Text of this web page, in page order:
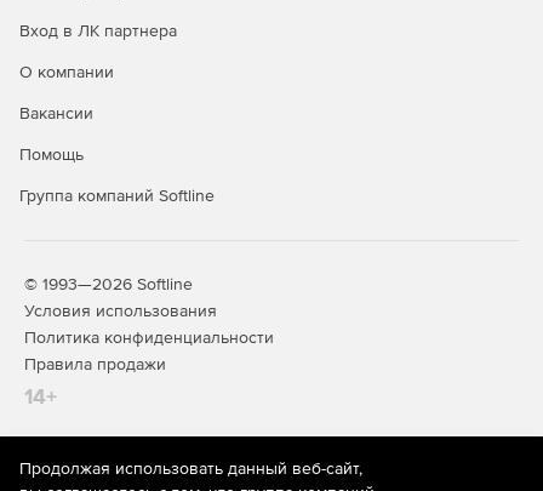
Вход в ЛК партнера
О компании
Вакансии
Помощь
Группа компаний Softline
© 1993—2026 Softline
Условия использования
Политика конфиденциальности
Правила продажи
14+
На информационном ресурсе store.softline.ru применяются
Продолжая использовать данный веб-сайт,